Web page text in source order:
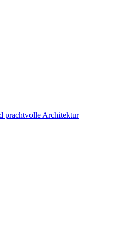
prachtvolle Architektur